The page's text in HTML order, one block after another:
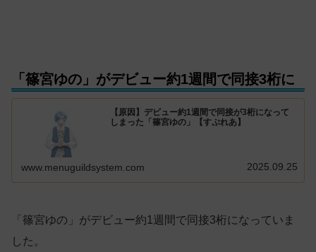
「篠宮ゆの」がデビュー約1週間で同接3桁に
【原因】デビュー約1週間で同接が3桁になって
しまった「篠宮ゆの」【すぷれあ】
www.menuguildsystem.com 2025.09.25
「篠宮ゆの」がデビュー約1週間で同接3桁になっていま
した。